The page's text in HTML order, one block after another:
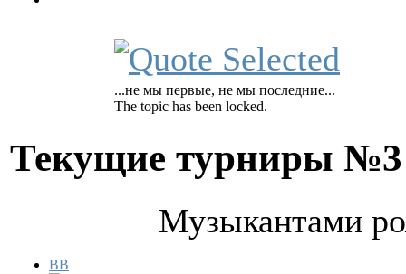
...не мы первые, не мы последние...
The topic has been locked.
Текущие турниры
BB
Музыкантами